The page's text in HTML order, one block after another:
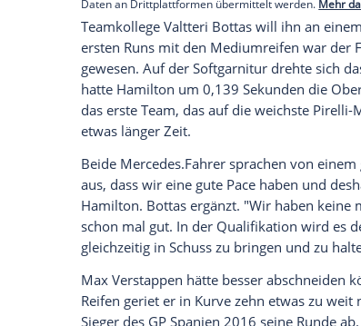
Freitag auf dem 4,675 Kilometer
Reifenstoppte für ihn die Uhr
automatisch in die Favoritenrolle.
und insgesamt fünf Mal in seiner
Empfohlener externer Inhalt:
Glomex GmbH
Wir benötigen Ihre Zustimmung, um den
anzuzeigen. Sie können diesen mit
jetzt aktivieren
Ich bin damit einverstanden, dass mir
Daten an Drittplattformen übermittelt